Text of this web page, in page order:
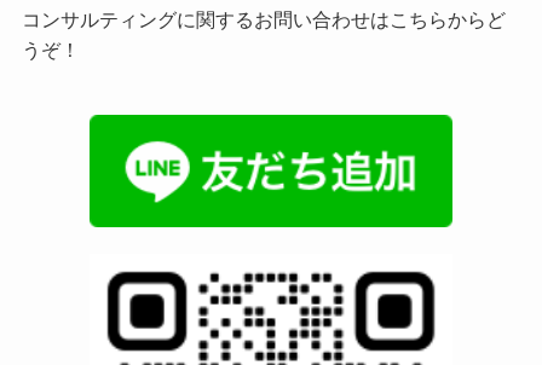
コンサルティングに関するお問い合わせはこちらからど
うぞ！